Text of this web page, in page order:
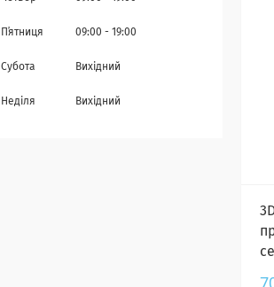
Пʼятниця 09:00 19:00
Субота Вихідний
Неділя Вихідний